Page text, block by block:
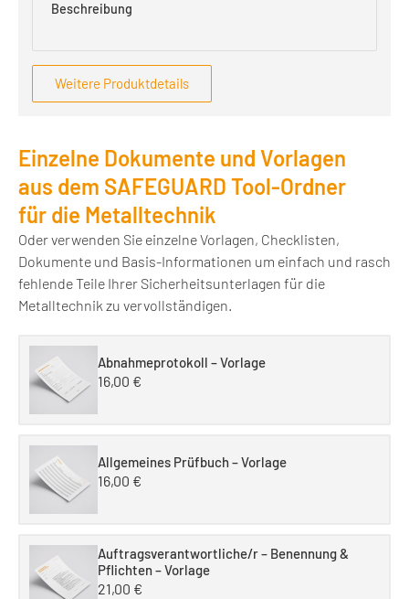
Weitere Produktdetails
Einzelne Dokumente und Vorlagen
aus dem SAFEGUARD Tool-Ordner
für die Metalltechnik
Oder verwenden Sie einzelne Vorlagen, Checklisten,
Dokumente und Basis-Informationen um einfach und rasch
fehlende Teile Ihrer Sicherheitsunterlagen für die
Metalltechnik zu vervollständigen.
Abnahmeprotokoll – Vorlage
16,00 €
Allgemeines Prüfbuch – Vorlage
16,00 €
Auftragsverantwortliche/r – Benennung &
Pflichten – Vorlage
21,00 €